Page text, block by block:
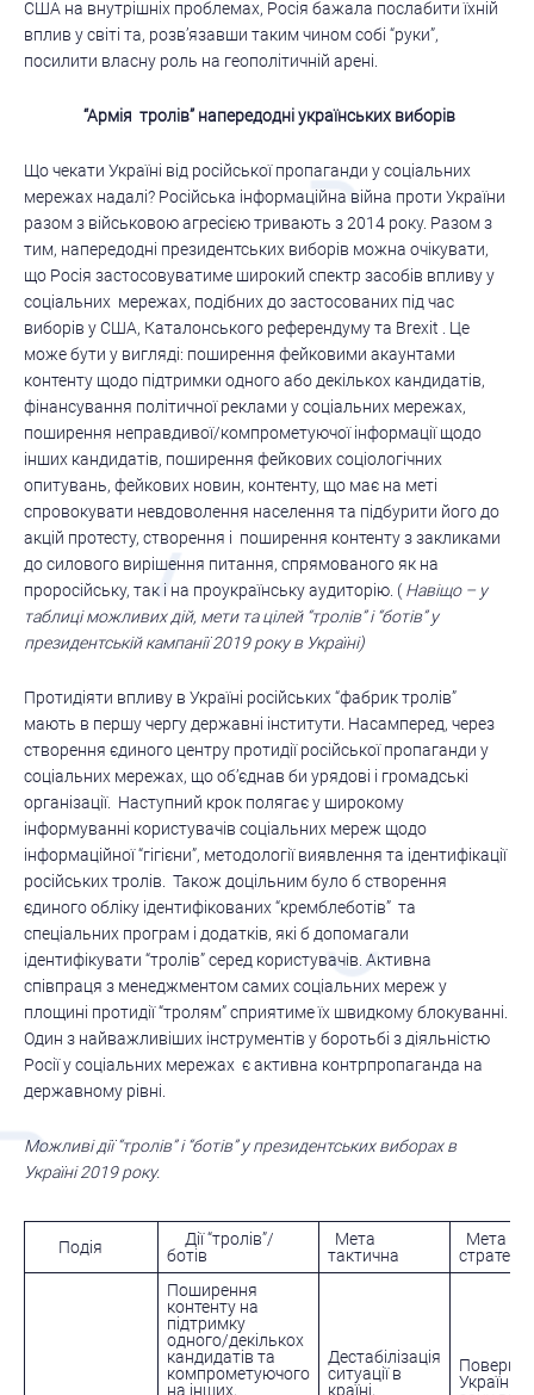
США на внутрішніх проблемах, Росія бажала послабити їхній
вплив у світі та, розв’язавши таким чином собі “руки”,
посилити власну роль на геополітичній арені.
“Армія тролів” напередодні українських виборів
Що чекати Україні від російської пропаганди у соціальних
мережах надалі? Російська інформаційна війна проти України
разом з військовою агресією тривають з 2014 року. Разом з
тим, напередодні президентських виборів можна очікувати,
що Росія застосовуватиме широкий спектр засобів впливу у
соціальних мережах, подібних до застосованих під час
виборів у США, Каталонського референдуму та Brexit . Це
може бути у вигляді: поширення фейковими акаунтами
контенту щодо підтримки одного або декількох кандидатів,
фінансування політичної реклами у соціальних мережах,
поширення неправдивої/компрометуючої інформації щодо
інших кандидатів, поширення фейкових соціологічних
опитувань, фейкових новин, контенту, що має на меті
спровокувати невдоволення населення та підбурити його до
акцій протесту, створення і поширення контенту з закликами
до силового вирішення питання, спрямованого як на
проросійську, так і на проукраїнську аудиторію. (Навіщо – у
таблиці можливих дій, мети та цілей “тролів” і “ботів” у
президентській кампанії 2019 року в Україні)
Протидіяти впливу в Україні російських “фабрик тролів”
мають в першу чергу державні інститути. Насамперед, через
створення єдиного центру протидії російської пропаганди у
соціальних мережах, що об’єднав би урядові і громадські
організації. Наступний крок полягає у широкому
інформуванні користувачів соціальних мереж щодо
інформаційної “гігієни”, методології виявлення та ідентифікації
російських тролів. Також доцільним було б створення
єдиного обліку ідентифікованих “кремблеботів” та
спеціальних програм і додатків, які б допомагали
ідентифікувати “тролів” серед користувачів. Активна
співпраця з менеджментом самих соціальних мереж у
площині протидії “тролям” сприятиме їх швидкому блокуванні.
Один з найважливіших інструментів у боротьбі з діяльністю
Росії у соціальних мережах є активна контрпропаганда на
державному рівні.
Можливі дії “тролів” і “ботів” у президентських виборах в
Україні 2019 року.
Подія
Дії “тролів”/
ботів
Мета
тактична
Мета
Поширення
контенту на
підтримку
одного/декількох
кандидатів та
компрометуючого
на інших,
Дестабілізація
ситуації в
країні,
України у